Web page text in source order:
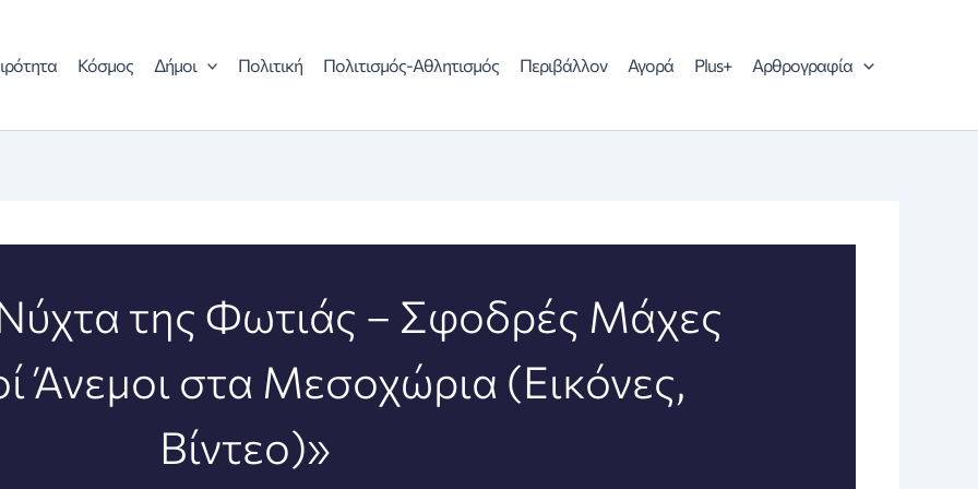
Κόσμος Δήμοι Πολιτική Πολιτισμός-Αθλητισμός Περιβάλλον Αγορά Plus+ Αρθρογραφία
της Φωτιάς – Σφοδρές Μάχες
Άνεμοι στα Μεσοχώρια (Εικόνες,
Βίντεο)»